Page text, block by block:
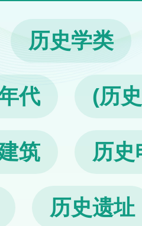
历史学类
代 (历
筑 历史
历史遗址